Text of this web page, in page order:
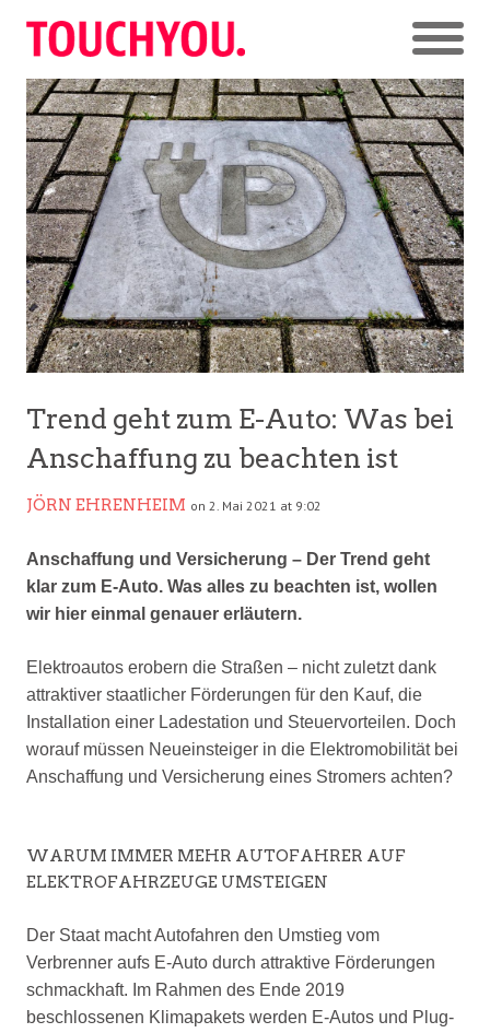
Trend geht zum E-Auto: Was bei
Anschaffung zu beachten ist
JÖRN EHRENHEIM on 2. Mai 2021 at 9:02
Anschaffung und Versicherung – Der Trend geht
klar zum E-Auto. Was alles zu beachten ist, wollen
wir hier einmal genauer erläutern.
Elektroautos erobern die Straßen – nicht zuletzt dank
attraktiver staatlicher Förderungen für den Kauf, die
Installation einer Ladestation und Steuervorteilen. Doch
worauf müssen Neueinsteiger in die Elektromobilität bei
Anschaffung und Versicherung eines Stromers achten?
WARUM IMMER MEHR AUTOFAHRER AUF
ELEKTROFAHRZEUGE UMSTEIGEN
Der Staat macht Autofahren den Umstieg vom
Verbrenner aufs E-Auto durch attraktive Förderungen
schmackhaft. Im Rahmen des Ende 2019
beschlossenen Klimapakets werden E-Autos und Plug-